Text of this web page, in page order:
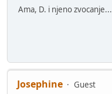
Ama, D. i njeno zvocanje...
Josephine
Guest